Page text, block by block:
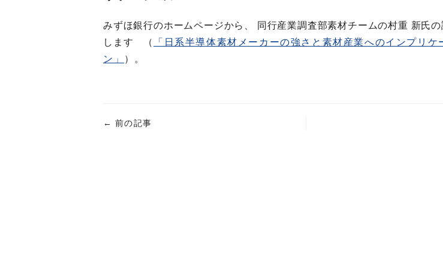
みずほ銀行のホームページから、 同行産業調査部素材チームの村重 新氏
します （
「日系半導体素材メーカーの強さと素材産業へのインプリケ
ン」
）。
← 前の記事